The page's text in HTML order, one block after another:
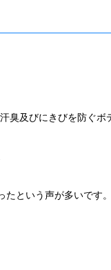
臭及びにきびを防ぐボ
という声が多いです。